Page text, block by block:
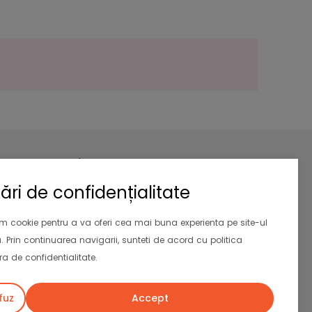
de confidențialitate
cookie pentru a va oferi cea mai buna experienta pe site-ul
Prin continuarea navigarii, sunteti de acord cu politica
de confidentialitate.
Accept
Newsletter
Aboneaza-te la newsletter si primesti
la prima comanda.
Valabil si pentru clientii existenti